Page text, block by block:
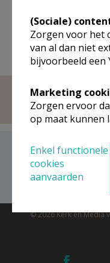
Recent bezocht
Sint-
© 2026 Kerk en Media
(Sociale)
Zorgen voor het
van al dan niet
bijvoorbeeld een
Marketing
Zorgen ervoor
op maat kunnen
Enkel functionele
cookies
aanvaarden